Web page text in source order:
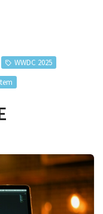
WWDC 2025